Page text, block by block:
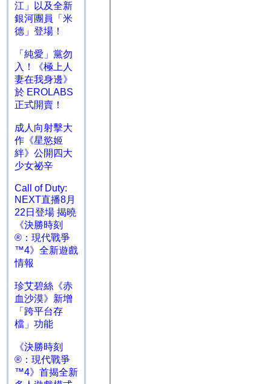
江」以及全新
銀河團員「米
德」登場！
「純愛」黨勿
入！《極上人
妻在我身邊》
於 EROLABS
正式開賣！
成人向射擊大
作《星慾姬
絆》公開四大
少女祕辛
Call of Duty:
NEXT直播8月
22日登場 揭曉
《決勝時刻
®：現代戰爭
™4》全新遊戲
情報
珍艾碧絲《赤
血沙漠》新增
「跨平台存
檔」功能
《決勝時刻
®：現代戰爭
™4》首揭全新